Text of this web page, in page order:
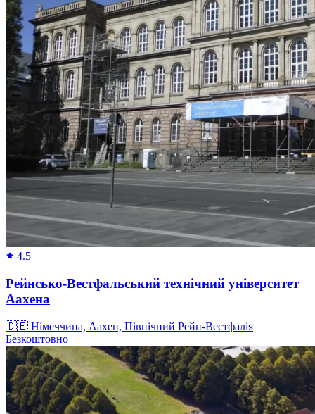
4.5
Рейнсько-Вестфальський технічний університет
Аахена
🇩🇪 Німеччина, Аахен, Північний Рейн-Вестфалія
Безкоштовно